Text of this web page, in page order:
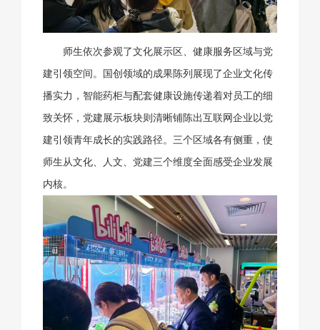
师生依次参观了文化展示区、健康服务区域与党
建引领空间。国创领域的成果陈列展现了企业文化传
播实力，智能药柜与配套健康设施传递着对员工的细
致关怀，党建展示板块则清晰铺陈出互联网企业以党
建引领青年成长的实践路径。三个区域各有侧重，使
师生从文化、人文、党建三个维度全面感受企业发展
内核。